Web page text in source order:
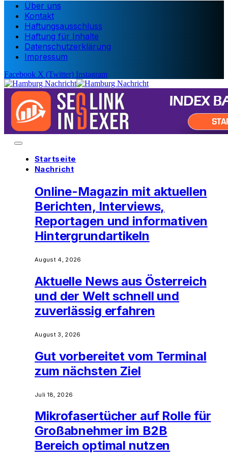
Über uns
Kontakt
Haftungsausschluss
Haftung für Inhalte
Datenschutzerklärung
Impressum
Facebook X (Twitter) Instagram
Startseite
Nachricht
Online-Magazin mit aktuellen
Berichten, Interviews,
Reportagen und informativen
Hintergrundartikeln
August 4, 2026
Aktuelle News aus Österreich
und der Welt schnell und
zuverlässig erfahren
August 3, 2026
Gut vorbereitet vom Terminal
zum nächsten Ziel
Juli 18, 2026
Mikrofasertücher auf Rolle für
Großabnehmer im B2B
Bereich optimal nutzen